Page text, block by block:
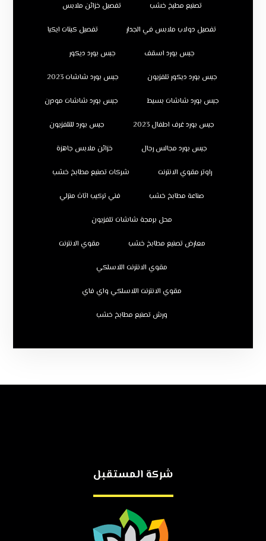
تصنيع مطبخ خشب تفصيل خزائن ملابس
تفصيل دولاب ملابس في الجدار تفصيل كبتات ايكيا
جبس بورد اسقف جبس بورد ديكور
جبس بورد ديكور تلفزيون جبس بورد شاشات 2023
جبس بورد شاشات بسيط جبس بورد شاشات مودرن
جبس بورد غرف اطفال 2023 جبس بورد للتلفزيون
جبس بورد مجالس رجال خزائن ملابس جاهزة
راوتر مقوي الانترنت شركات تصنيع مطابخ خشب
صناعة مطابخ خشب فني تركيب اثاث منزلي
محل برمجة شاشات تلفزيون
معارض تصنيع مطابخ خشب مقوي الانترنت
مقوي الانترنت اللاسلكي
مقوي الانترنت اللاسلكي واي فاي
ورش تصنيع مطابخ خشب
شركة المستقبل